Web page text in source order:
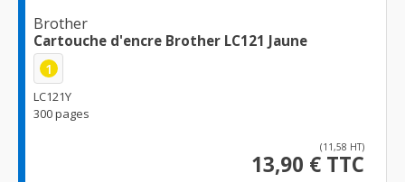
Brother
Cartouche d'encre Brother LC121 Jaune
1
LC121Y
300 pages
(11,58 HT)
13,90 € TTC